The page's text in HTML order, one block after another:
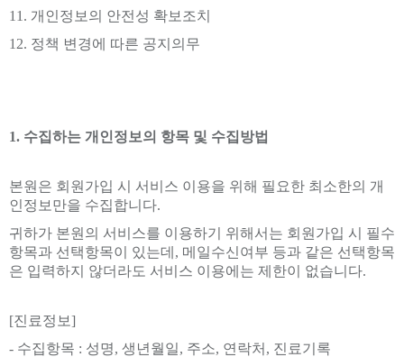
11. 개인정보의 안전성 확보조치
12. 정책 변경에 따른 공지의무
1. 수집하는 개인정보의 항목 및 수집방법
본원은 회원가입 시 서비스 이용을 위해 필요한 최소한의 개
인정보만을 수집합니다.
귀하가 본원의 서비스를 이용하기 위해서는 회원가입 시 필수
항목과 선택항목이 있는데, 메일수신여부 등과 같은 선택항목
은 입력하지 않더라도 서비스 이용에는 제한이 없습니다.
[진료정보]
- 수집항목 : 성명, 생년월일, 주소, 연락처, 진료기록